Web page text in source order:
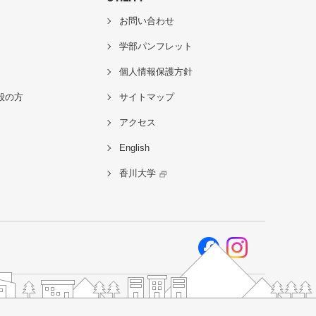
の方
お問い合わせ
学部パンフレット
個人情報保護方針
サイトマップ
アクセス
English
香川大学